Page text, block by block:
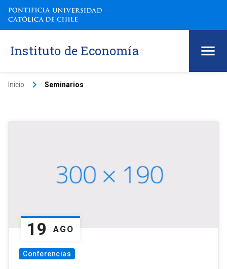
Instituto de Economía
Inicio keyboard_arrow_right Seminarios
19 AGO
Conferencias